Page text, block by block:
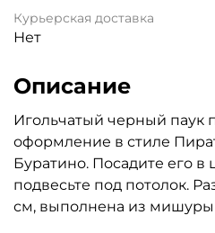
Курьерская доставка
Нет
Описание
Игольчатый черный паук
оформление в стиле
Буратино. Посадите его в
подвесьте под потолок.
см, выполнена из мишуры